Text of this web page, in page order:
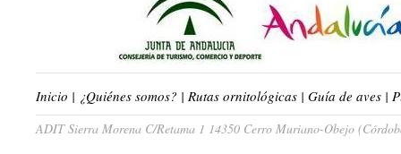
Inicio | ¿Quiénes somos? | Rutas ornitológicas | Guía de aves |
ADIT Sierra Morena C/Retama 1 14350 Cerro Muriano-Obejo